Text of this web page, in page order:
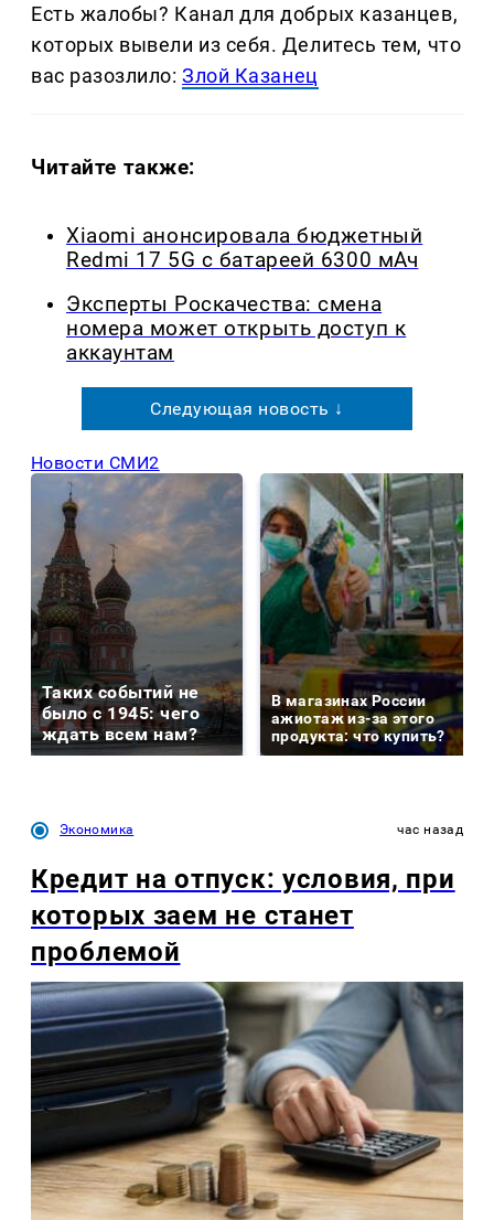
Есть жалобы? Канал для добрых казанцев,
которых вывели из себя. Делитеcь тем, что
вас разозлило:Злой Казанец
Читайте также:
Xiaomi анонсировала бюджетный
Redmi 17 5G с батареей 6300 мАч
Эксперты Роскачества: смена
номера может открыть доступ к
аккаунтам
Следующая новость ↓
Новости СМИ2
Таких событий не
было с 1945: чего
ждать всем нам?
В магазинах России
ажиотаж из-за этого
продукта: что купить?
Экономика час назад
Кредит на отпуск: условия, при
которых заем не станет
проблемой